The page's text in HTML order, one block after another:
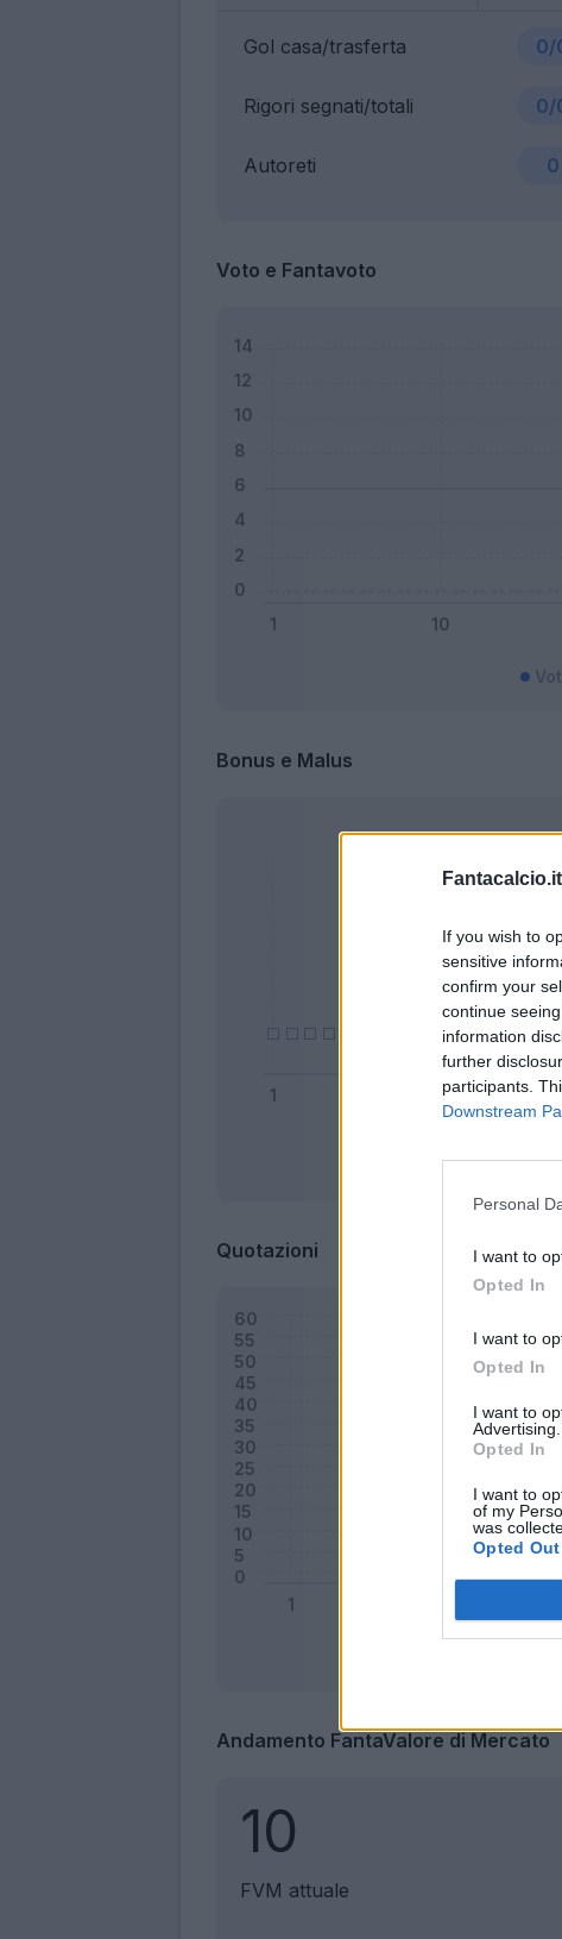
If you wish to
sensitive
confirm your
continue
information
further
participants.
Downstream
Personal
I want to
Opted In
I want to
Opted In
I want to
Advertising.
Opted In
I want to
of my
was
Opted Out
Gol casa/trasferta 0/
Rigori segnati/totali 0/
Autoreti 0
Voto e Fantavoto
Bonus e Malus
Bonus
Quotazioni
Andamento FantaValore di Mercato
10
FVM attuale